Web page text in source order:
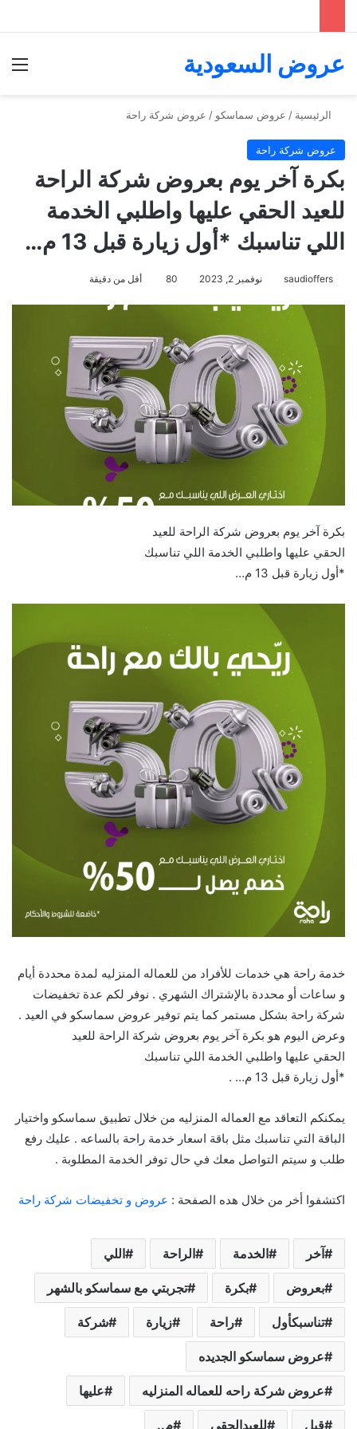
عروض السعودية
الرئيسية / عروض سماسكو / عروض شركة راحة
عروض شركة راحة
بكرة آخر يوم بعروض شركة الراحة
للعيد الحقي عليها واطلبي الخدمة
اللي تناسبك *أول زيارة قبل 13 م…
saudioffers نوفمبر 2, 2023 80 أقل من دقيقة
بكرة آخر يوم بعروض شركة الراحة للعيد
الحقي عليها واطلبي الخدمة اللي تناسبك
*أول زيارة قبل 13 م…
خدمة راحة هي خدمات للأفراد من للعماله المنزليه لمدة محددة أيام
و ساعات أو محددة بالإشتراك الشهري . نوفر لكم عدة تخفيضات
شركة راحة بشكل مستمر كما يتم توفير عروض سماسكو في العيد .
وعرض اليوم هو بكرة آخر يوم بعروض شركة الراحة للعيد
الحقي عليها واطلبي الخدمة اللي تناسبك
*أول زيارة قبل 13 م… .
يمكنكم التعاقد مع العماله المنزليه من خلال تطبيق سماسكو واختيار
الباقة التي تناسبك مثل باقة اسعار خدمة راحة بالساعه . عليك رفع
طلب و سيتم التواصل معك في حال توفر الخدمة المطلوبة .
اكتشفوا أخر من خلال هده الصفحة : عروض و تخفيضات شركة راحة
آخر الخدمة الراحة اللي
بعروض بكرة تجربتي مع سماسكو بالشهر
تناسبكأول راحة زيارة شركة
عروض سماسكو الجديده
عروض شركة راحه للعماله المنزليه عليها
قبل للعيدالحقي م..